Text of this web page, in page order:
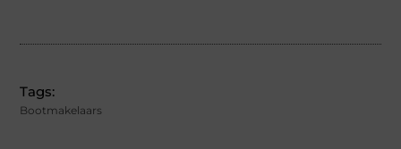
Tags:
Bootmakelaars